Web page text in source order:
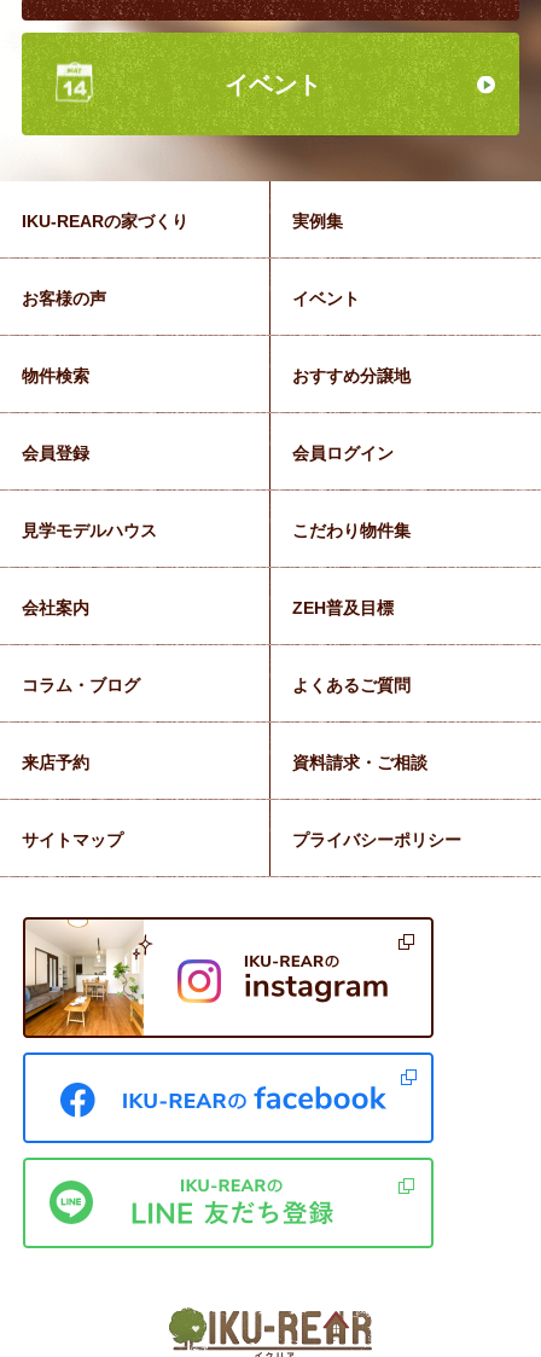
イベント
IKU-REARの家づくり 実例集
お客様の声 イベント
物件検索 おすすめ分譲地
会員登録 会員ログイン
見学モデルハウス こだわり物件集
会社案内 ZEH普及目標
コラム・ブログ よくあるご質問
来店予約 資料請求・ご相談
サイトマップ プライバシーポリシー